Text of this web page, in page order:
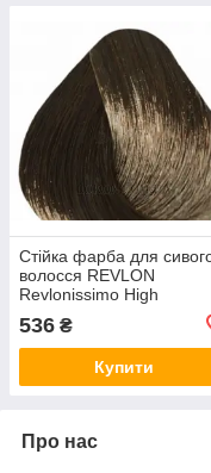
Стійка фарба для
волосся REVLON
Revlonissimo High
Холодний світлий
536 ₴
Купити
Про нас